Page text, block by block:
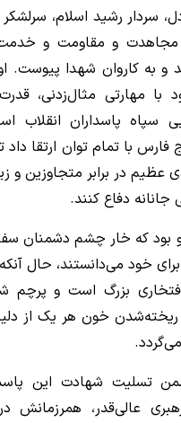
سردار رشید اسلام،
و مقاومت و
و به کاروان شهدا پیوست. او
با مهارتی مثال‌زدنی،
سپاه پاسداران انقلاب
فارس با تمام توان ارتقا داد
در برابر متجاوزین و
جانانه دفاع کنند.
بود که خار چشم دشمنان
خود می‌دانستند، حال
افتخاری بزرگ است و پرچم
ریخته‌شدن خون هر یک از
می‌گردد.
تسلیت شهادت این
عالی‌قدر،